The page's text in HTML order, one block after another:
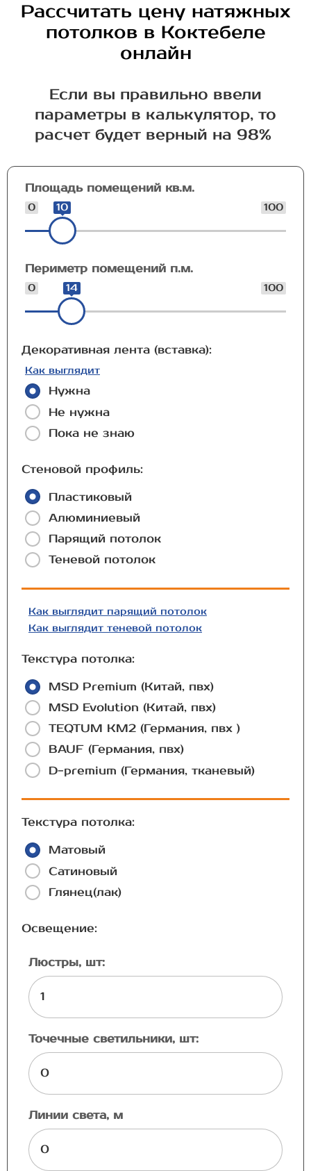
Рассчитать цену натяжных
потолков в Коктебеле
онлайн
Если вы правильно ввели
параметры в калькулятор, то
расчет будет верный на 98%
Площадь помещений кв.м.
0 100
10
Периметр помещений п.м.
0 100
14
Декоративная лента (вставка):
Как выглядит
Нужна
Не нужна
Пока не знаю
Стеновой профиль:
Пластиковый
Алюминиевый
Парящий потолок
Теневой потолок
Как выглядит парящий потолок
Как выглядит теневой потолок
Текстура потолка:
MSD Premium (Китай, пвх)
MSD Evolution (Китай, пвх)
TEQTUM КМ2 (Германия, пвх )
BAUF (Германия, пвх)
D-premium (Германия, тканевый)
Текстура потолка:
Матовый
Сатиновый
Глянец(лак)
Освещение:
Люстры, шт:
Точечные светильники, шт:
Линии света, м